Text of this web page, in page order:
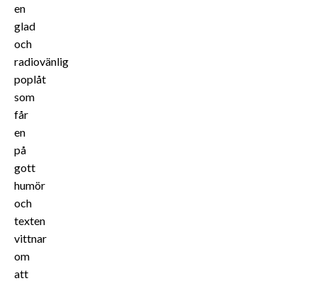
en
glad
och
radiovänlig
poplåt
som
får
en
på
gott
humör
och
texten
vittnar
om
att